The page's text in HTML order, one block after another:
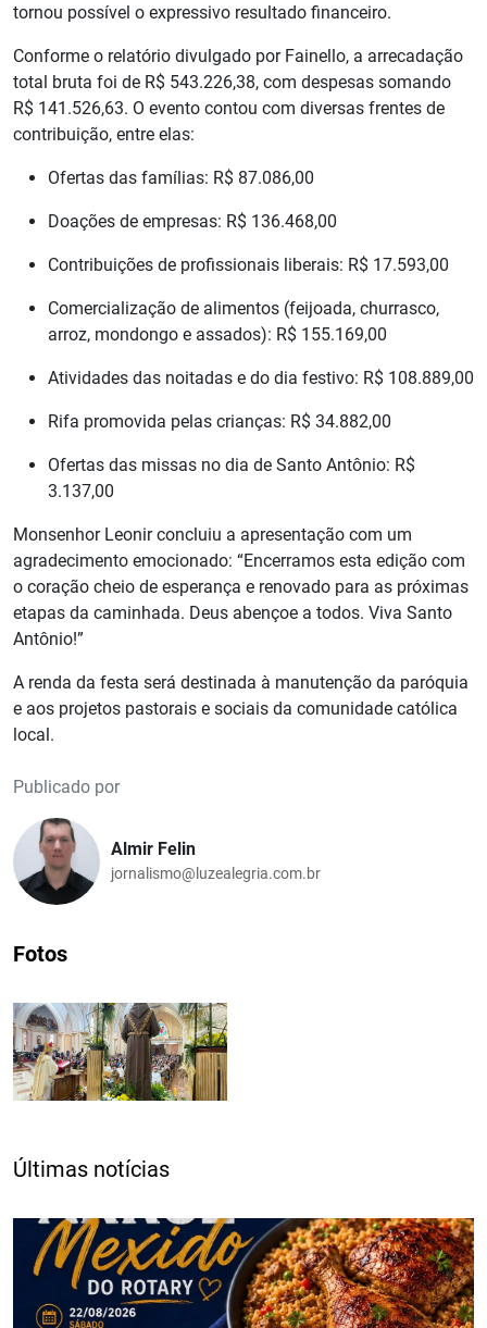
tornou possível o expressivo resultado financeiro.
Conforme o relatório divulgado por Fainello, a arrecadação
total bruta foi de R$ 543.226,38, com despesas somando
R$ 141.526,63. O evento contou com diversas frentes de
contribuição, entre elas:
Ofertas das famílias: R$ 87.086,00
Doações de empresas: R$ 136.468,00
Contribuições de profissionais liberais: R$ 17.593,00
Comercialização de alimentos (feijoada, churrasco,
arroz, mondongo e assados): R$ 155.169,00
Atividades das noitadas e do dia festivo: R$ 108.889,00
Rifa promovida pelas crianças: R$ 34.882,00
Ofertas das missas no dia de Santo Antônio: R$
3.137,00
Monsenhor Leonir concluiu a apresentação com um
agradecimento emocionado: “Encerramos esta edição com
o coração cheio de esperança e renovado para as próximas
etapas da caminhada. Deus abençoe a todos. Viva Santo
Antônio!”
A renda da festa será destinada à manutenção da paróquia
e aos projetos pastorais e sociais da comunidade católica
local.
Publicado por
Almir Felin
jornalismo@luzealegria.com.br
Fotos
Últimas notícias